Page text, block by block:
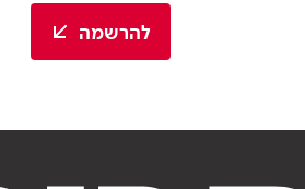
להרשמה